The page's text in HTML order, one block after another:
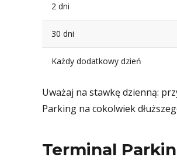
2 dni
30 dni
Każdy dodatkowy dzień
Uważaj na stawkę dzienną:
Parking na cokolwiek
Terminal